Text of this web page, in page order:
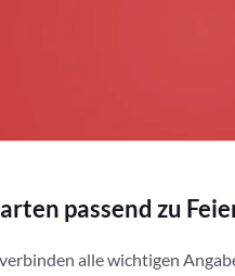
passend zu
alle wichtigen